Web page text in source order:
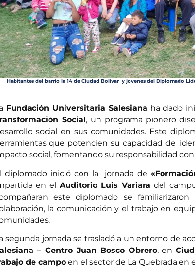
Habitantes del barrio la 14 de Ciudad Bolivar y jovenes del Diplomado
Fundación Universitaria Salesiana ha dado
Social, un programa pionero
social en sus comunidades. Este
que potencien su capacidad de
social, fomentando su responsabilidad
diplomado inició con la jornada de
en el Auditorio Luis Variara del
este diplomado se
la comunicación y el trabajo en
segunda jornada se trasladó a un entorno de
– Centro Juan Bosco Obrero, en
de campo en el sector de La Quebrada en